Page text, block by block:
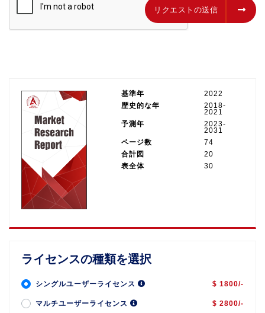
リクエストの送信 リクエストの送信
基準年
2022
歴史的な年
2018-
2021
予測年
2023-
2031
ページ数
74
合計図
20
表全体
30
ライセンスの種類を選択
シングルユーザーライセンス $ 1800/-
マルチユーザーライセンス $ 2800/-